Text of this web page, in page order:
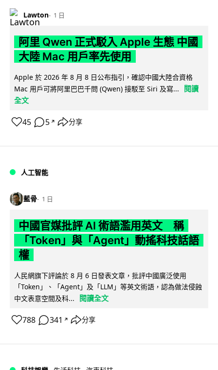
Lawton 1 日
阿里 Qwen 正式駁入 Apple 生態 中國
大陸 Mac 用戶率先使用
Apple 於 2026 年 8 月 8 日公布指引，確認中國大陸合資格
Mac 用戶可將阿里巴巴千問 (Qwen) 接駁至 Siri 及寫...
閱讀
全文
45 5 ↗ 分享
人工智能
藍骨 1 日
中國官媒批評 AI 術語濫用英文 稱
「Token」與「Agent」動搖科技話語
權
人民網旗下評論於 8 月 6 日發表文章，批評中國廣泛使用
「Token」、「Agent」及「LLM」等英文術語，認為做法侵蝕
中文表意空間及科...
閱讀全文
788 341 ↗ 分享